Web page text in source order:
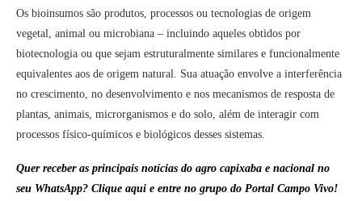
Os bioinsumos são produtos, processos ou tecnologias de origem
vegetal, animal ou microbiana – incluindo aqueles obtidos por
biotecnologia ou que sejam estruturalmente similares e funcionalmente
equivalentes aos de origem natural. Sua atuação envolve a interferência
no crescimento, no desenvolvimento e nos mecanismos de resposta de
plantas, animais, microrganismos e do solo, além de interagir com
processos físico-químicos e biológicos desses sistemas.
Quer receber as principais notícias do agro capixaba e nacional no
seu WhatsApp? Clique aqui e entre no grupo do Portal Campo Vivo!